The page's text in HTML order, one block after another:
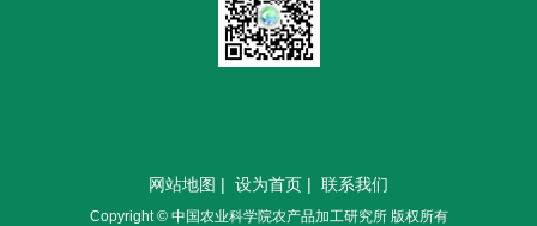
网站地图 | 设为首页 | 联系我们
Copyright © 中国农业科学院农产品加工研究所 版权所有